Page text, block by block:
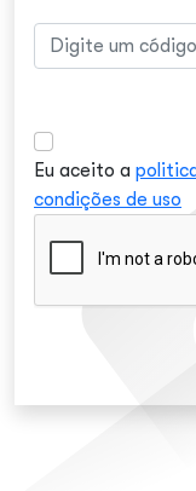
Eu aceito a
condições de uso